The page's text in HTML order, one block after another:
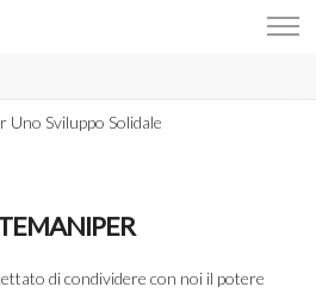
Uno Sviluppo Solidale
di condividere con noi il potere